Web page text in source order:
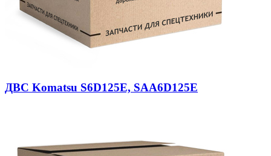
ДВС Komatsu S6D125E, SAA6D125E